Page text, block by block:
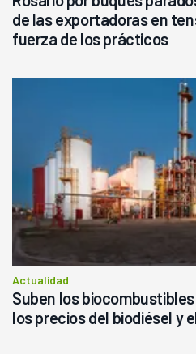
de las exportadoras en
fuerza de los prácticos
Actualidad
Suben los
los precios del biodiésel y